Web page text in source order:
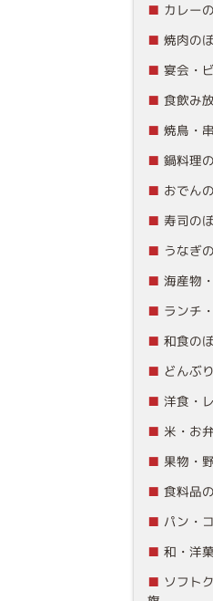
カレー
焼肉の
宴会・
食飲み
焼鳥・
鍋料理
おでん
寿司の
うなぎ
海産物
ランチ
和食の
どんぶ
洋食・
米・お
果物・
食料品
パン・
和・洋
ソフト